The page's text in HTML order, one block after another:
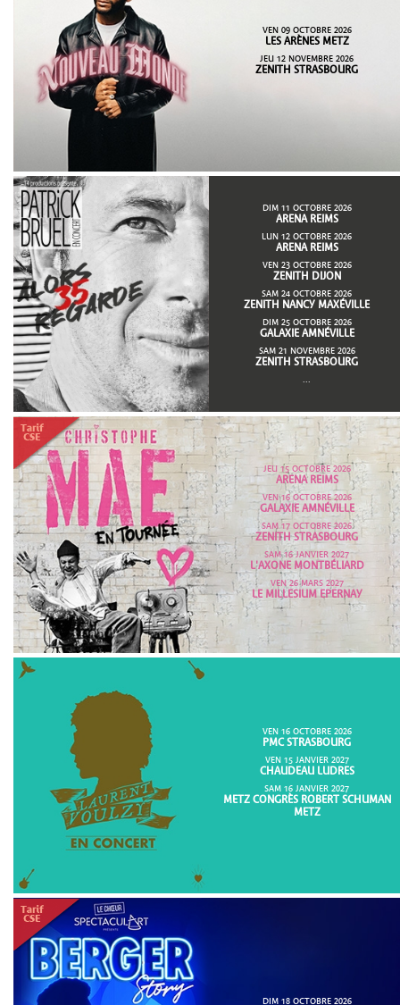
VEN 09 OCTOBRE 2026
LES ARÈNES METZ
JEU 12 NOVEMBRE 2026
ZENITH STRASBOURG
DIM 11 OCTOBRE 2026
ARENA REIMS
LUN 12 OCTOBRE 2026
ARENA REIMS
VEN 23 OCTOBRE 2026
ZENITH DIJON
SAM 24 OCTOBRE 2026
ZENITH NANCY MAXÉVILLE
DIM 25 OCTOBRE 2026
GALAXIE AMNÉVILLE
SAM 21 NOVEMBRE 2026
ZENITH STRASBOURG
...
JEU 15 OCTOBRE 2026
ARENA REIMS
VEN 16 OCTOBRE 2026
GALAXIE AMNÉVILLE
SAM 17 OCTOBRE 2026
ZENITH STRASBOURG
SAM 16 JANVIER 2027
L'AXONE MONTBÉLIARD
VEN 26 MARS 2027
LE MILLESIUM EPERNAY
VEN 16 OCTOBRE 2026
PMC STRASBOURG
VEN 15 JANVIER 2027
CHAUDEAU LUDRES
SAM 16 JANVIER 2027
METZ CONGRÈS ROBERT SCHUMAN
METZ
DIM 18 OCTOBRE 2026